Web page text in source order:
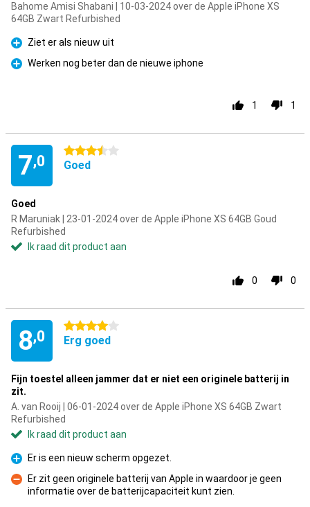
Bahome Amisi Shabani | 10-03-2024 over de Apple iPhone XS
64GB Zwart Refurbished
Pluspunt
Ziet er als nieuw uit
Pluspunt
Werken nog beter dan de nieuwe iphone
1 1
7,0
3.5 sterren
Goed
Goed
R Maruniak | 23-01-2024 over de Apple iPhone XS 64GB Goud
Refurbished
Ik raad dit product aan
0 0
8,0
4 sterren
Erg goed
Fijn toestel alleen jammer dat er niet een originele batterij in
zit.
A. van Rooij | 06-01-2024 over de Apple iPhone XS 64GB Zwart
Refurbished
Ik raad dit product aan
Pluspunt
Er is een nieuw scherm opgezet.
Minpunt
Er zit geen originele batterij van Apple in waardoor je geen
informatie over de batterijcapaciteit kunt zien.